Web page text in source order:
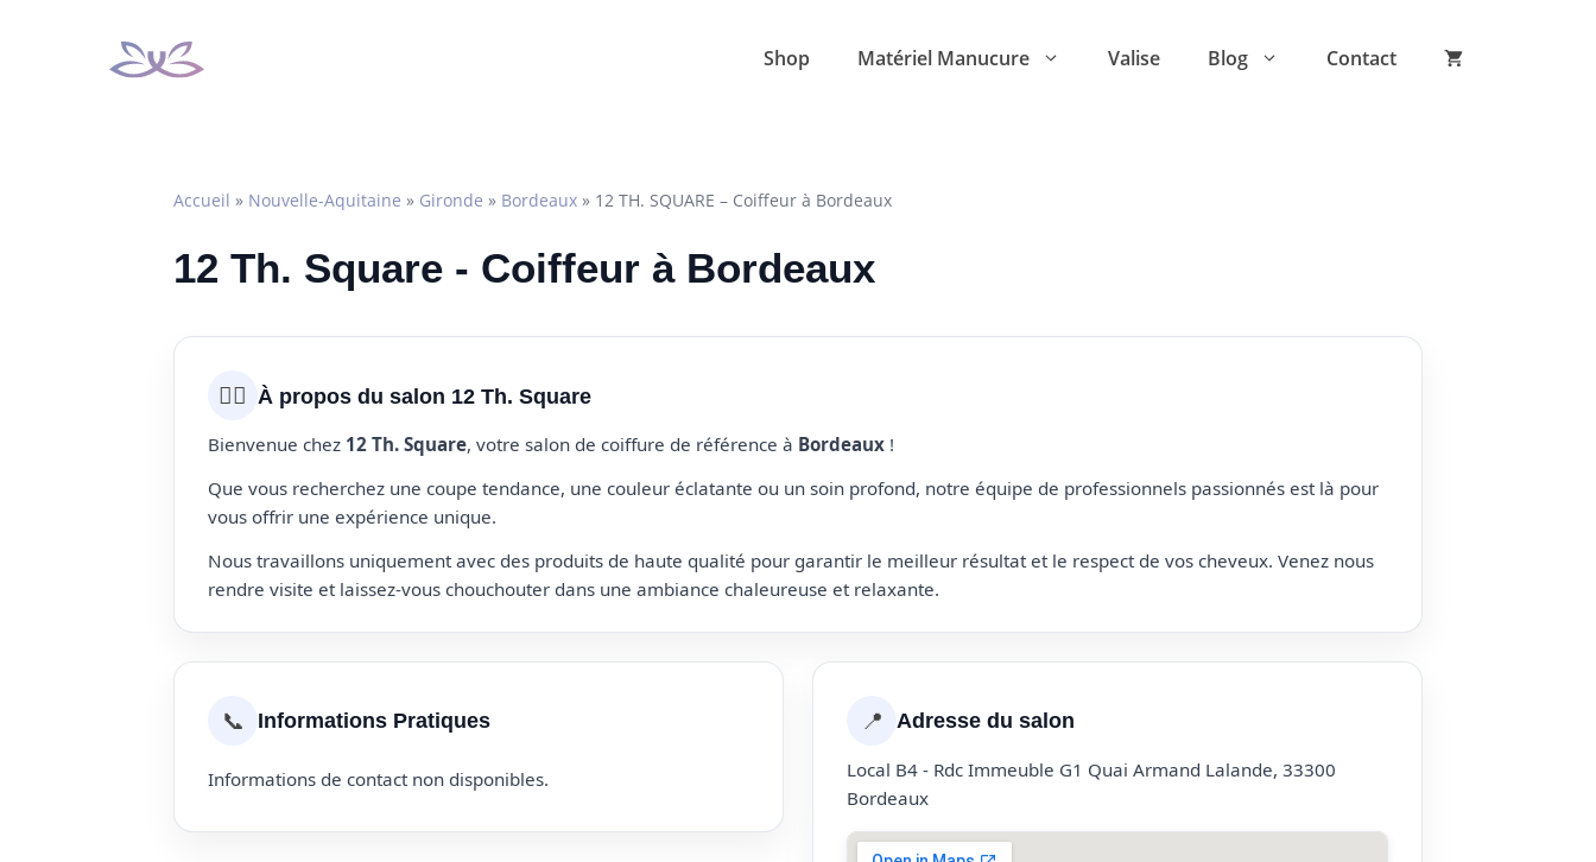
Shop Matériel Manucure Valise Blog Contact
Accueil » Nouvelle-Aquitaine » Gironde » Bordeaux » 12 TH. SQUARE – Coiffeur à Bordeaux
12 Th. Square - Coiffeur à Bordeaux
💇‍♀️ À propos du salon 12 Th. Square
Bienvenue chez 12 Th. Square, votre salon de coiffure de référence à Bordeaux !
Que vous recherchez une coupe tendance, une couleur éclatante ou un soin profond, notre équipe de professionnels passionnés est là pour
vous offrir une expérience unique.
Nous travaillons uniquement avec des produits de haute qualité pour garantir le meilleur résultat et le respect de vos cheveux. Venez nous
rendre visite et laissez-vous chouchouter dans une ambiance chaleureuse et relaxante.
📞 Informations Pratiques
Informations de contact non disponibles.
📍 Adresse du salon
Local B4 - Rdc Immeuble G1 Quai Armand Lalande, 33300
Bordeaux